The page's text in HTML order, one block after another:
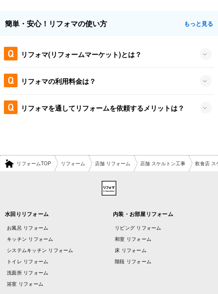
簡単・安心！リフォマの使い方 もっと見る
リフォマ(リフォームマーケット)とは？
リフォマの利用料金は？
リフォマを通してリフォームを依頼するメリットは？
リフォームTOP リフォーム 店舗 リフォーム 店舗 スケルトン工事 飲食店 ス
水回りリフォーム
お風呂 リフォーム
キッチン リフォーム
システムキッチン リフォーム
トイレ リフォーム
洗面所 リフォーム
浴室 リフォーム
内装・お部屋リフォーム
リビング リフォーム
和室 リフォーム
床 リフォーム
階段 リフォーム